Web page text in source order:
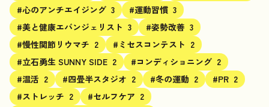
#心のアンチエイジング 3 #運動習慣 3
#美と健康エバンジェリスト 3 #姿勢改善 3
#慢性関節リウマチ 2 #ミセスコンテスト 2
#立石勇生 SUNNY SIDE 2 #コンディショニング 2
#温活 2 #四畳半スタジオ 2 #冬の運動 2 #PR 2
#ストレッチ 2 #セルフケア 2